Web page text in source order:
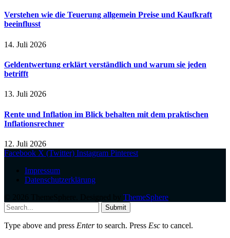
Verstehen wie die Teuerung allgemein Preise und Kaufkraft
beeinflusst
14. Juli 2026
Geldentwertung erklärt verständlich und warum sie jeden
betrifft
13. Juli 2026
Rente und Inflation im Blick behalten mit dem praktischen
Inflationsrechner
12. Juli 2026
Facebook X (Twitter) Instagram Pinterest
Impressum
Datenschutzerklärung
ThemeSphere
Submit
Type above and press Enterto search. Press Esc to cancel.